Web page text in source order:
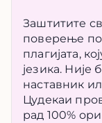
Заштитите
поверење
плагијата,
језика. Није
наставник
Цудекаи
рад 100%